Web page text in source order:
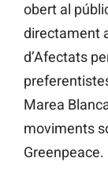
obert al
directament
d’Afectats
Marea
moviments
Greenpeace.